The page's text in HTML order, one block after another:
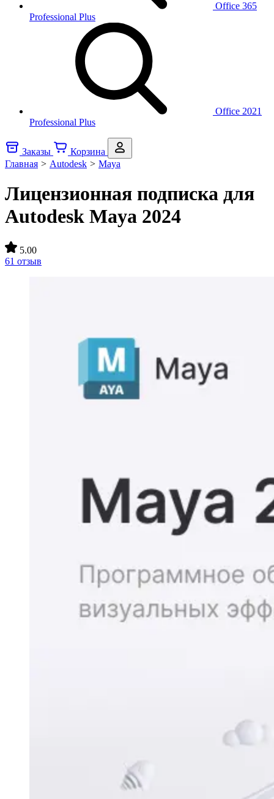
Office 365
Professional Plus
Office 2021
Professional Plus
Заказы
Корзина
Главная > Autodesk > Maya
Лицензионная подписка для
Autodesk Maya 2024
5.00
61 отзыв